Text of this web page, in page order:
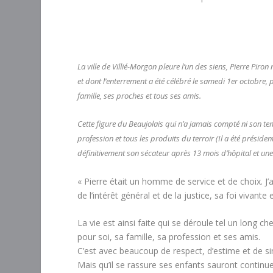
La ville de Villié-Morgon pleure l’un des siens, Pierre
et dont l’enterrement a été célébré le samedi 1er
famille, ses proches et tous ses amis.
Cette figure du Beaujolais qui n’a jamais compté ni son
profession et tous les produits du terroir (Il a été
définitivement son sécateur après 13 mois d’hôpital et
« Pierre était un homme de service et de choix.
de l’intérêt général et de la justice, sa foi vivante
La vie est ainsi faite qui se déroule tel un long
pour soi, sa famille, sa profession et ses amis.
C’est avec beaucoup de respect, d’estime et
Mais qu’il se rassure ses enfants sauront